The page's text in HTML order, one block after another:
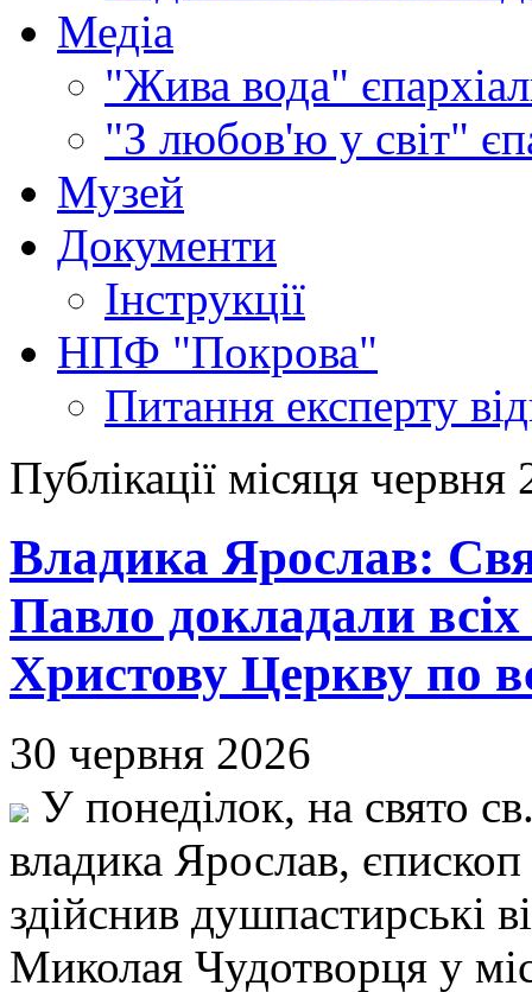
Медіа
"Жива вода"
"З любов'ю у світ"
Музей
Документи
Інструкції
НПФ "Покрова"
Питання експерту
Публікації місяця червня
Владика Ярослав:
Павло докладали
Христову Церкву по
30 червня 2026
У понеділок, на свято
владика Ярослав,
здійснив душпастирські
Миколая Чудотворця у